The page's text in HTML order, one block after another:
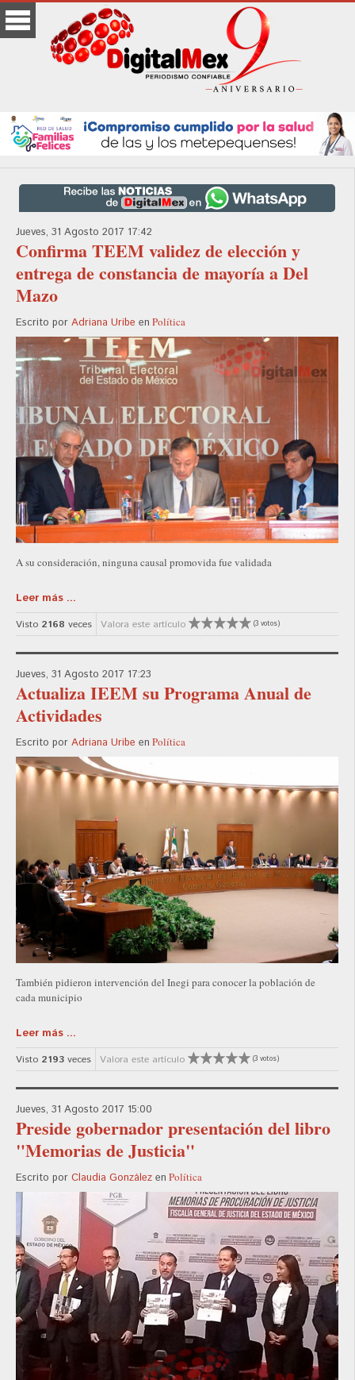
Jueves, 31 Agosto 2017 17:42
Confirma TEEM validez de elección y
entrega de constancia de mayoría a Del
Mazo
Escrito por Adriana Uribe en Política
A su consideración, ninguna causal promovida fue validada
Leer más ...
Visto 2168 veces Valora este artículo (3 votos)
Jueves, 31 Agosto 2017 17:23
Actualiza IEEM su Programa Anual de
Actividades
Escrito por Adriana Uribe en Política
También pidieron intervención del Inegi para conocer la población de
cada municipio
Leer más ...
Visto 2193 veces Valora este artículo (3 votos)
Jueves, 31 Agosto 2017 15:00
Preside gobernador presentación del libro
"Memorias de Justicia"
Escrito por Claudia González en Política